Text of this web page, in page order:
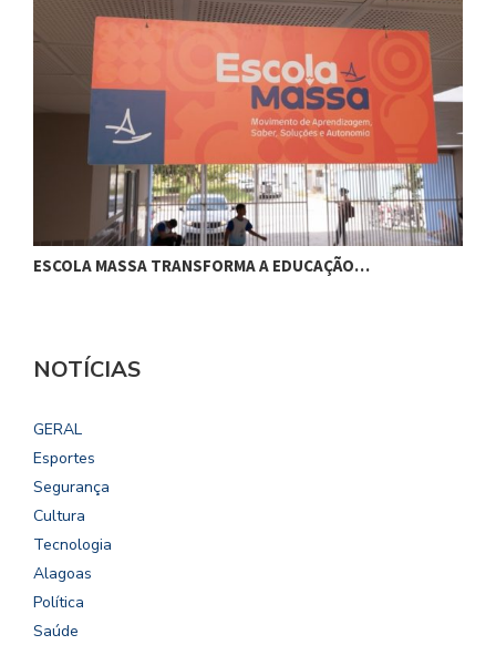
ESCOLA MASSA TRANSFORMA A EDUCAÇÃO…
NOTÍCIAS
GERAL
Esportes
Segurança
Cultura
Tecnologia
Alagoas
Política
Saúde